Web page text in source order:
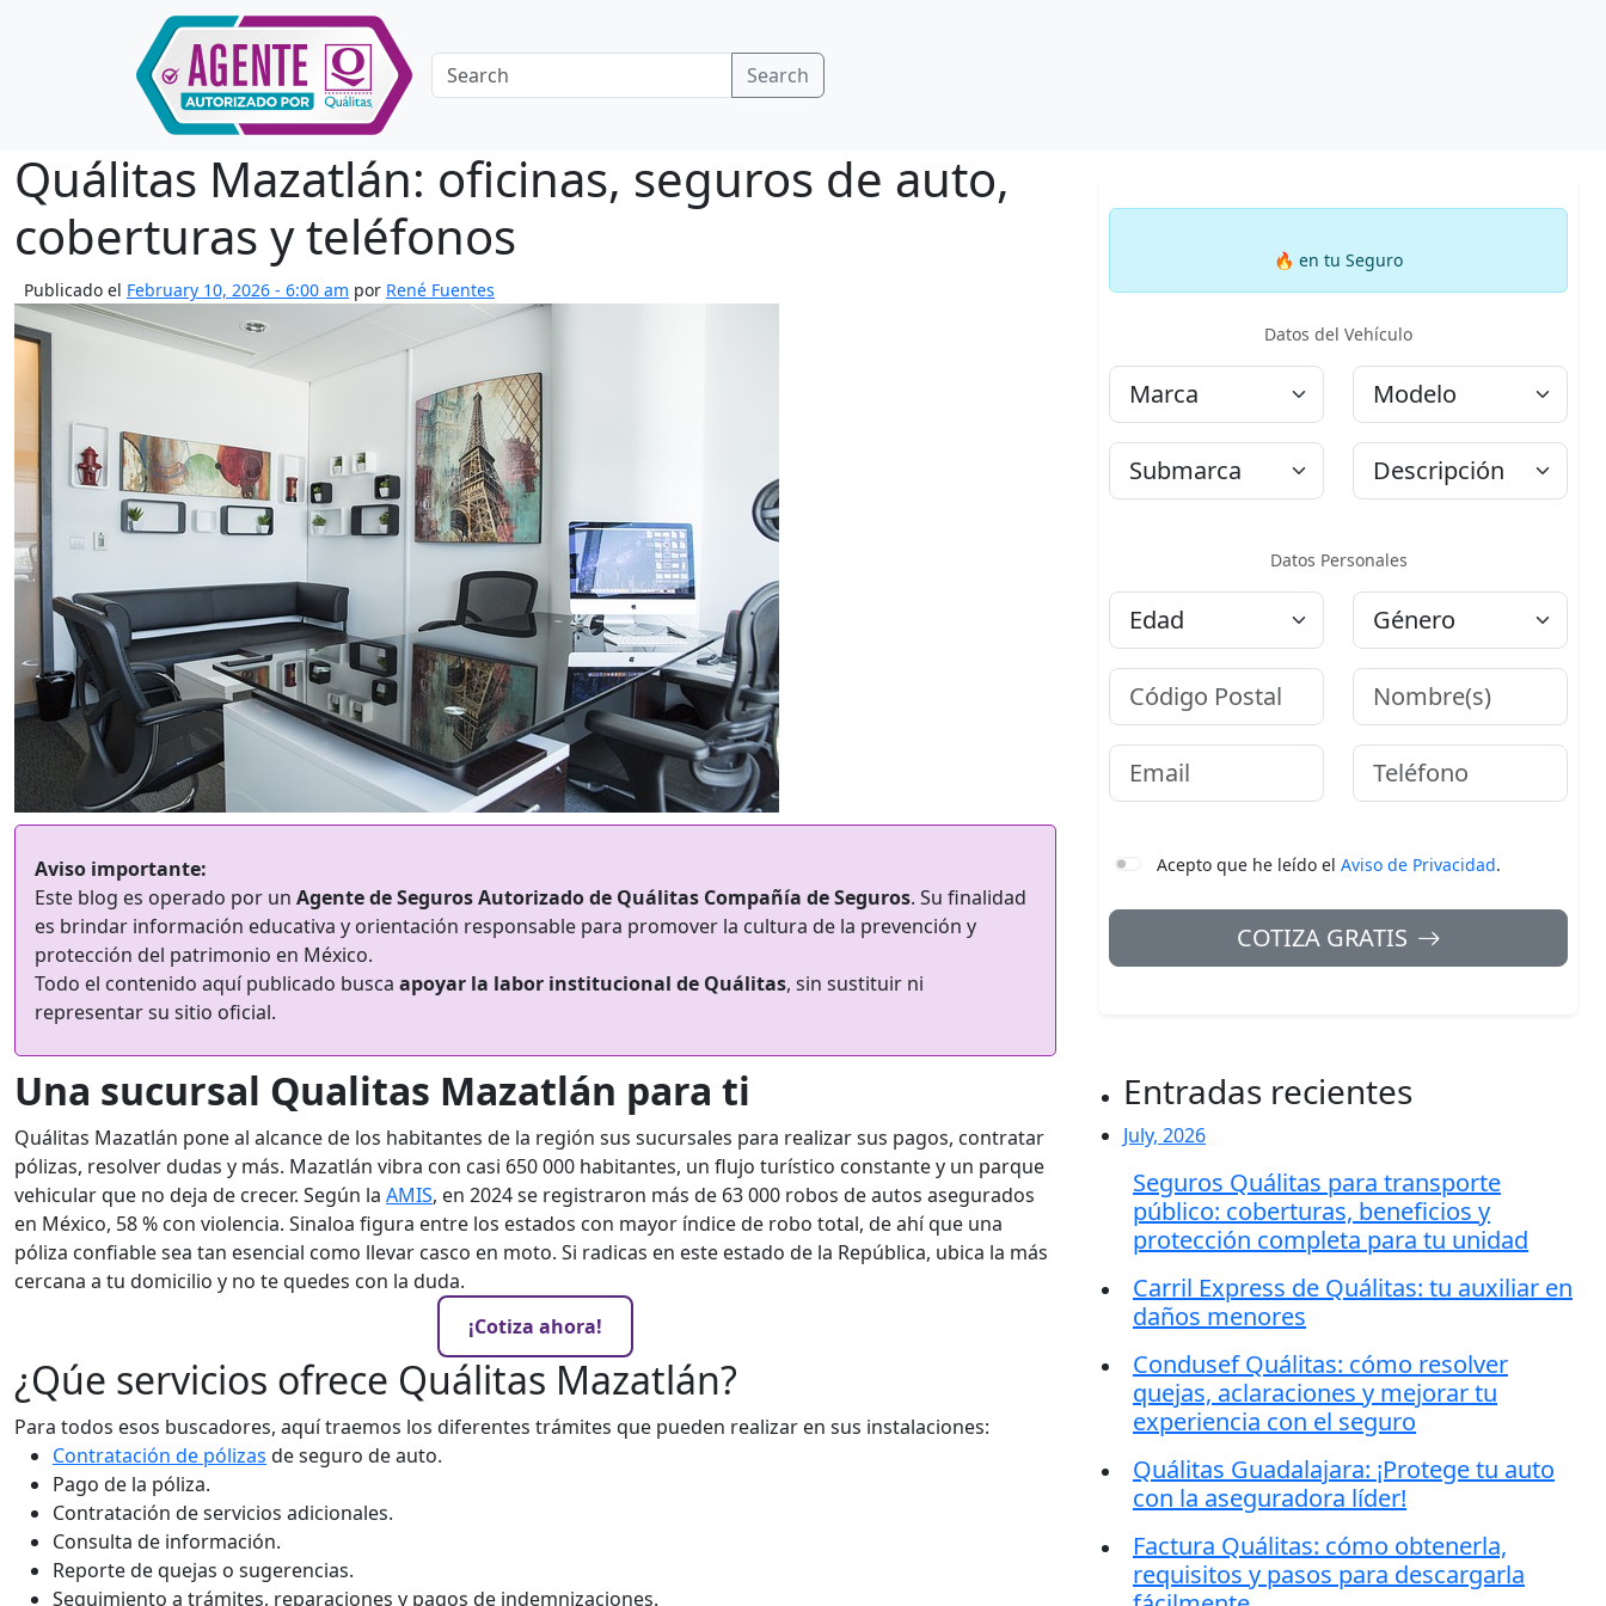
Skip to main content
Search
Quálitas Mazatlán: oficinas, seguros de auto,
coberturas y teléfonos
Publicado el February 10, 2026 - 6:00 am por René Fuentes
Aviso importante:
Este blog es operado por un Agente de Seguros Autorizado de Quálitas Compañía de Seguros. Su finalidad
es brindar información educativa y orientación responsable para promover la cultura de la prevención y
protección del patrimonio en México.
Todo el contenido aquí publicado busca apoyar la labor institucional de Quálitas, sin sustituir ni
representar su sitio oficial.
Una sucursal Qualitas Mazatlán para ti
Quálitas Mazatlán pone al alcance de los habitantes de la región sus sucursales para realizar sus pagos, contratar
pólizas, resolver dudas y más. Mazatlán vibra con casi 650 000 habitantes, un flujo turístico constante y un parque
vehicular que no deja de crecer. Según la AMIS, en 2024 se registraron más de 63 000 robos de autos asegurados
en México, 58 % con violencia. Sinaloa figura entre los estados con mayor índice de robo total, de ahí que una
póliza confiable sea tan esencial como llevar casco en moto. Si radicas en este estado de la República, ubica la más
cercana a tu domicilio y no te quedes con la duda.
¡Cotiza ahora!
¿Qúe servicios ofrece Quálitas Mazatlán?
Para todos esos buscadores, aquí traemos los diferentes trámites que pueden realizar en sus instalaciones:
Contratación de pólizas de seguro de auto.
Pago de la póliza.
Contratación de servicios adicionales.
Consulta de información.
Reporte de quejas o sugerencias.
Seguimiento a trámites, reparaciones y pagos de indemnizaciones.
🔥 en tu Seguro
Datos del Vehículo
Marca Modelo
Submarca Descripción
Datos Personales
Edad Género
Código Postal Nombre
Email Teléfono
Acepto que he leído el Aviso de Privacidad.
COTIZA GRATIS
Entradas recientes
July, 2026
Seguros Quálitas para transporte
público: coberturas, beneficios y
protección completa para tu unidad
Carril Express de Quálitas: tu auxiliar en
daños menores
Condusef Quálitas: cómo resolver
quejas, aclaraciones y mejorar tu
experiencia con el seguro
Quálitas Guadalajara: ¡Protege tu auto
con la aseguradora líder!
Factura Quálitas: cómo obtenerla,
requisitos y pasos para descargarla